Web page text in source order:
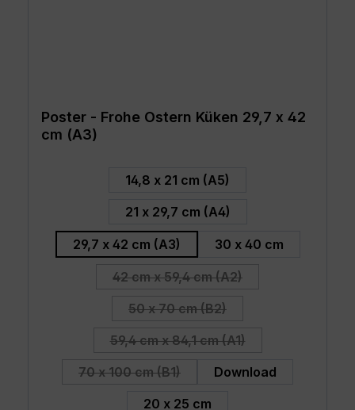
Poster - Frohe Ostern Küken 29,7 x 42
cm (A3)
auswählen
14,8 x 21 cm (A5)
21 x 29,7 cm (A4)
29,7 x 42 cm (A3) 30 x 40 cm
42 cm x 59,4 cm (A2)
(Diese Option ist zurzeit nicht
50 x 70 cm (B2)
(Diese Option ist zurzeit nicht
59,4 cm x 84,1 cm (A1)
(Diese Option ist zurzeit nicht
70 x 100 cm (B1)
(Diese Option ist zurzeit nicht
Download
20 x 25 cm